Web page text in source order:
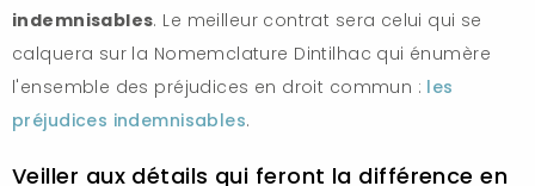
indemnisables. Le meilleur contrat sera celui qui se
calquera sur la Nomemclature Dintilhac qui énumère
l'ensemble des préjudices en droit commun : les
préjudices indemnisables.
Veiller aux détails qui feront la différence en